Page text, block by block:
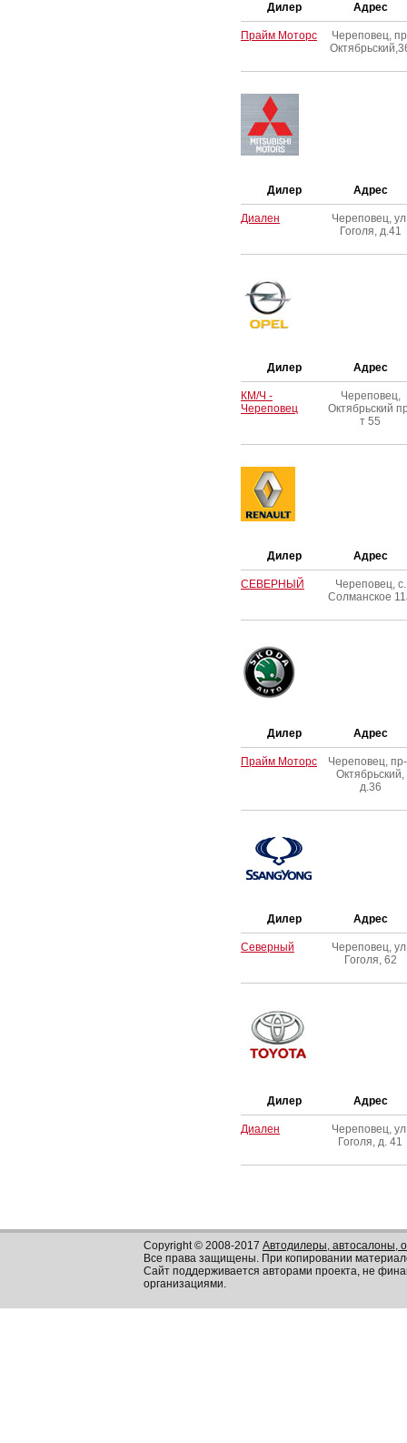
Дилер Адрес
Прайм Моторс
Череповец,
Дилер Адрес
Диален
Череповец,
Гоголя, д.41
Дилер Адрес
КМ/Ч -
Череповец
Череповец,
Октябрьский
т 55
Дилер Адрес
СЕВЕРНЫЙ
Череповец, с.
Солманское
Дилер Адрес
Прайм Моторс
Череповец,
Октябрьский,
д.36
Дилер Адрес
Северный
Череповец,
Гоголя, 62
Дилер Адрес
Диален
Череповец,
Гоголя, д. 41
Copyright © 2008-2017 Автодилеры, автосалоны,
Все права защищены. При копировании
Сайт поддерживается авторами проекта, не
организациями.